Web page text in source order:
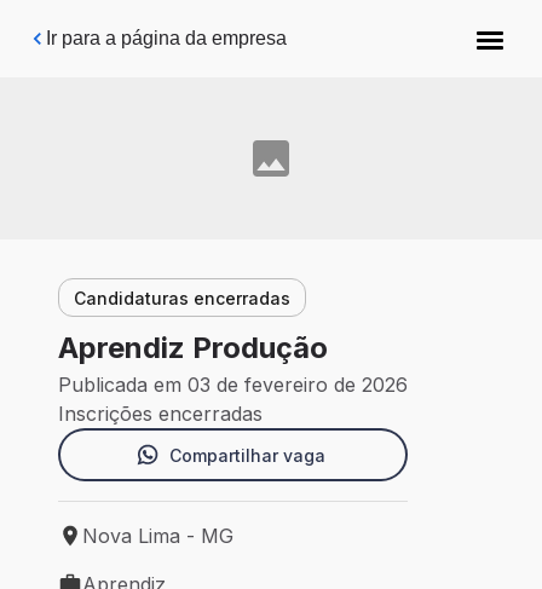
Pular para o conteúdo principal
Ir para a página da empresa
Candidaturas encerradas
Aprendiz Produção
Publicada em 03 de fevereiro de 2026
Inscrições encerradas
Compartilhar vaga
Local de trabalho: Nova Lima - MG
Nova Lima - MG